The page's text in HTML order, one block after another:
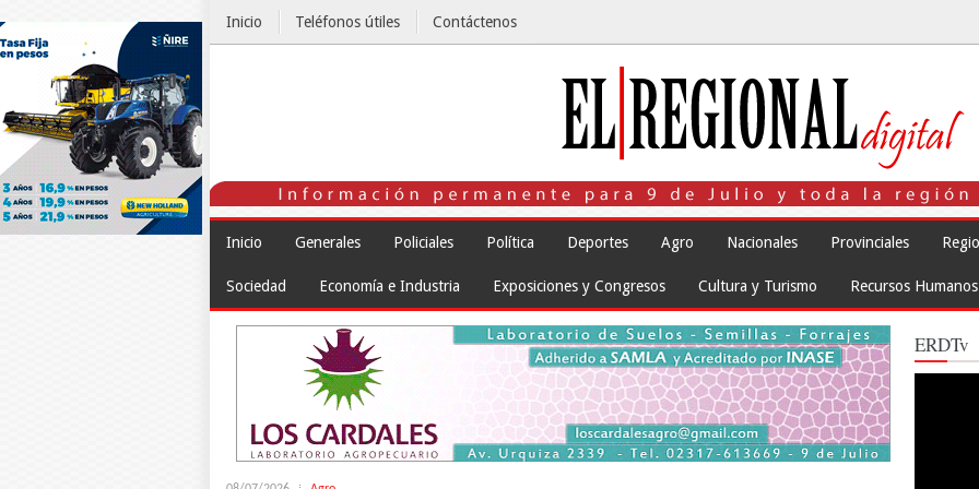
Inicio Teléfonos útiles Contáctenos
Inicio Generales Policiales Política Deportes Agro Nacionales Provinciales
Sociedad Economía e Industria Exposiciones y Congresos Cultura y Turismo Recursos Humanos
ERDTv